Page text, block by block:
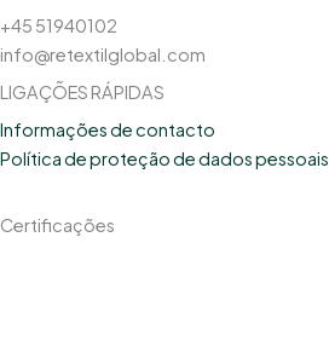
+45 51940102
info@retextilglobal.com
LIGAÇÕES RÁPIDAS
Informações de contacto
Política de proteção de dados pessoais
Certificações